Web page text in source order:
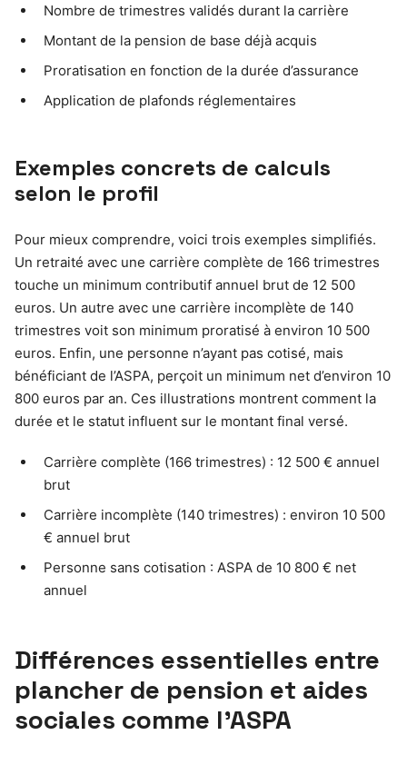
Nombre de trimestres validés durant la carrière
Montant de la pension de base déjà acquis
Proratisation en fonction de la durée d’assurance
Application de plafonds réglementaires
Exemples concrets de calculs
selon le profil
Pour mieux comprendre, voici trois exemples simplifiés.
Un retraité avec une carrière complète de 166 trimestres
touche un minimum contributif annuel brut de 12 500
euros. Un autre avec une carrière incomplète de 140
trimestres voit son minimum proratisé à environ 10 500
euros. Enfin, une personne n’ayant pas cotisé, mais
bénéficiant de l’ASPA, perçoit un minimum net d’environ 10
800 euros par an. Ces illustrations montrent comment la
durée et le statut influent sur le montant final versé.
Carrière complète (166 trimestres) : 12 500 € annuel
brut
Carrière incomplète (140 trimestres) : environ 10 500
€ annuel brut
Personne sans cotisation : ASPA de 10 800 € net
annuel
Différences essentielles entre
plancher de pension et aides
sociales comme l’ASPA